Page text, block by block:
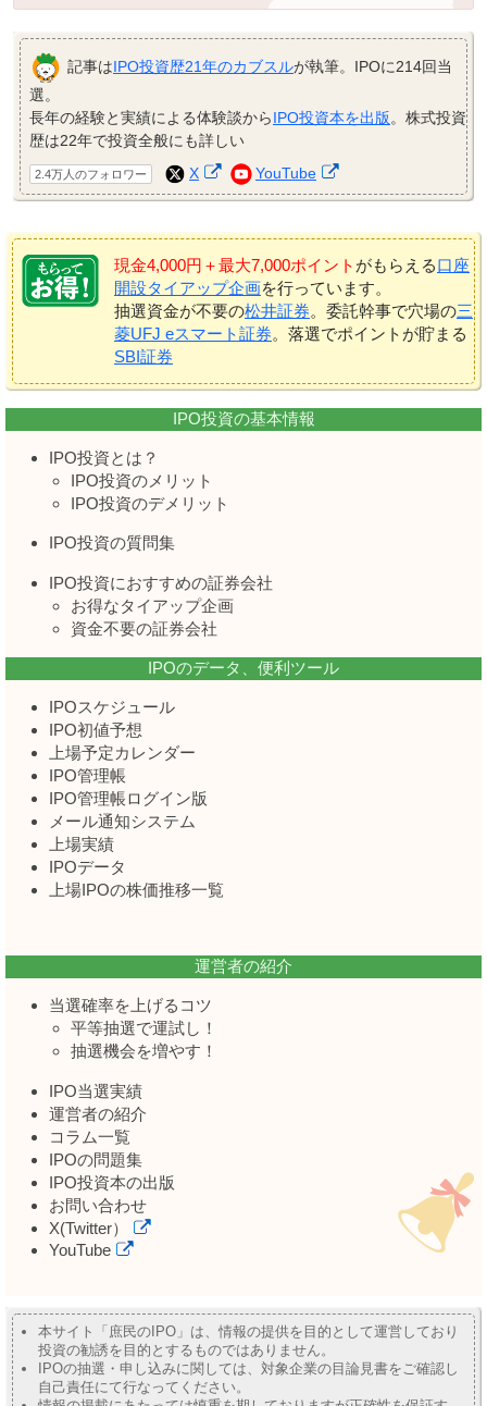
記事はIPO投資歴21年のカブスルが執筆。IPOに214回当
選。
長年の経験と実績による体験談からIPO投資本を出版。株式投資
歴は22年で投資全般にも詳しい
2.4万人のフォロワー X YouTube
現金4,000円＋最大7,000ポイント がもらえる口座
開設タイアップ企画を行っています。
抽選資金が不要の松井証券。委託幹事で穴場の三
菱UFJ eスマート証券。落選でポイントが貯まる
SBI証券
IPO投資の基本情報
IPO投資とは？
IPO投資のメリット
IPO投資のデメリット
IPO投資の質問集
IPO投資におすすめの証券会社
お得なタイアップ企画
資金不要の証券会社
IPOのデータ、便利ツール
IPOスケジュール
IPO初値予想
上場予定カレンダー
IPO管理帳
IPO管理帳ログイン版
メール通知システム
上場実績
IPOデータ
上場IPOの株価推移一覧
運営者の紹介
当選確率を上げるコツ
平等抽選で運試し！
抽選機会を増やす！
IPO当選実績
運営者の紹介
コラム一覧
IPOの問題集
IPO投資本の出版
お問い合わせ
X(Twitter）
YouTube
本サイト「庶民のIPO」は、情報の提供を目的として運営しており
投資の勧誘を目的とするものではありません。
IPOの抽選・申し込みに関しては、対象企業の目論見書をご確認し
自己責任にて行なってください。